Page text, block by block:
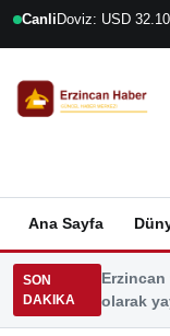
Canli Doviz: USD
Ana Sayfa
SON
DAKIKA
olarak